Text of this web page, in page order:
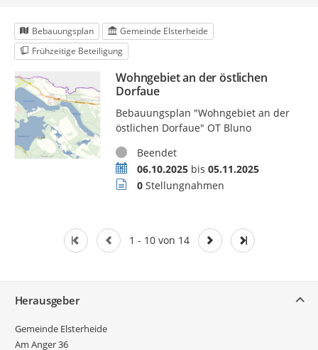
Bebauungsplan
Gemeinde Elsterheide
Frühzeitige Beteiligung
Wohngebiet an der östlichen
Dorfaue
Bebauungsplan "Wohngebiet an der
östlichen Dorfaue" OT Bluno
StatusBeendet
Zeitraum06.10.2025bis 05.11.2025
Stellungnahmen
0Stellungnahmen
1 - 10 von 14
Herausgeber
Gemeinde Elsterheide
Am Anger 36